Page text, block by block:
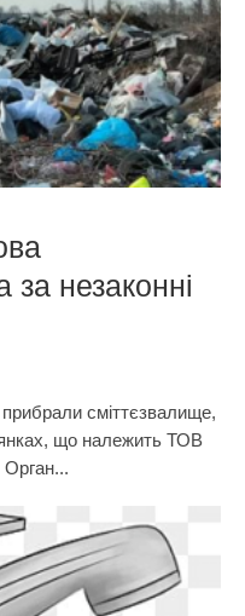
за незаконні
прибрали сміттєзвалище,
що належить ТОВ